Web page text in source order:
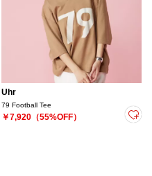
Uhr
79 Football Tee
￥7,920（55%OFF）